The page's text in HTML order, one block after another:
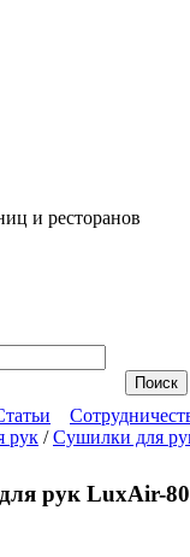
и ресторанов
рук / Сушилки для
рук LuxAir-